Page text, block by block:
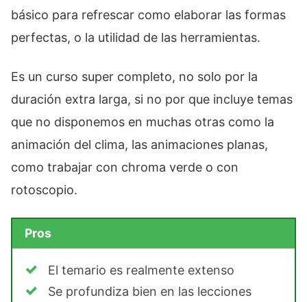
básico para refrescar como elaborar las formas
perfectas, o la utilidad de las herramientas.
Es un curso super completo, no solo por la
duración extra larga, si no por que incluye temas
que no disponemos en muchas otras como la
animación del clima, las animaciones planas,
como trabajar con chroma verde o con
rotoscopio.
Pros
El temario es realmente extenso
Se profundiza bien en las lecciones